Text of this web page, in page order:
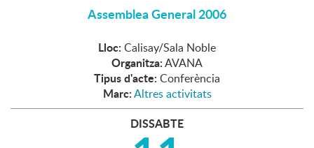
Assemblea General 2006
Lloc: Calisay/Sala Noble
Organitza:AVANA
Tipus d'acte: Conferència
Marc:Altres activitats
DISSABTE